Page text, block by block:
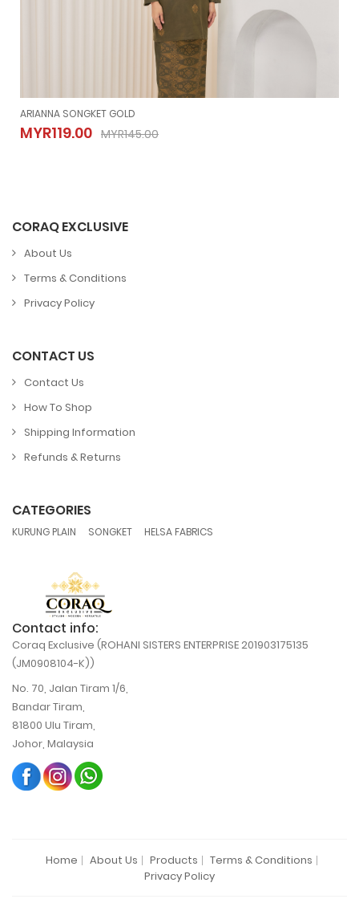
ARIANNA SONGKET GOLD
MYR119.00 MYR145.00
ARIANNA SONGKET GOLD
MYR119.00 MYR145.00
CORAQ EXCLUSIVE
About Us
Terms & Conditions
Privacy Policy
CONTACT US
Contact Us
How To Shop
Shipping Information
Refunds & Returns
CATEGORIES
KURUNG PLAIN SONGKET HELSA FABRICS
Contact info:
Coraq Exclusive (ROHANI SISTERS ENTERPRISE 201903175135
(JM0908104-K))
No. 70, Jalan Tiram 1/6,
Bandar Tiram,
81800 Ulu Tiram,
Johor, Malaysia
Home About Us Products
Terms & Conditions
Privacy Policy